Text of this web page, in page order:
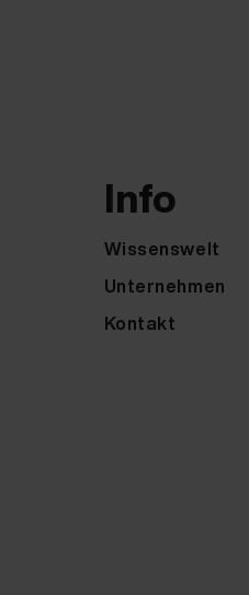
Info
Wissenswelt
Unternehmen
Kontakt